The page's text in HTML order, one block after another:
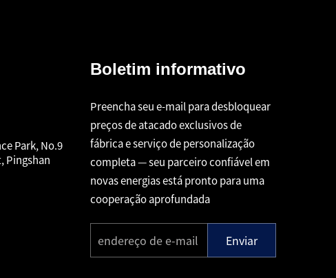
Park, No.9
Pingshan
Boletim informativo
Preencha seu e-mail para desbloquear
preços de atacado exclusivos de
fábrica e serviço de personalização
completa — seu parceiro confiável em
novas energias está pronto para uma
cooperação aprofundada
Enviar